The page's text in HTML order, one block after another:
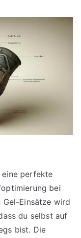
perfekte
bei
Einsätze wird
du selbst auf
bist. Die